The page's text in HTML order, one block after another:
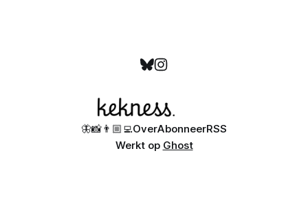
🦋📸👨🏼‍💻OverAbonneerRSS
Werkt op Ghost